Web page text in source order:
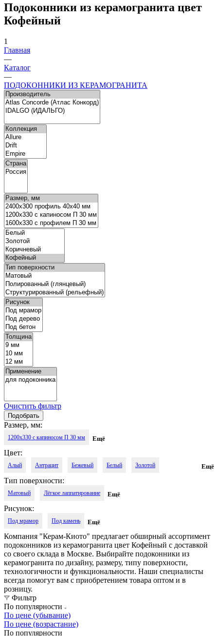
Подоконники из керамогранита цвет
Кофейный
1
Главная
—
Каталог
—
ПОДОКОННИКИ ИЗ КЕРАМОГРАНИТА
Очистить фильтр
Размер, мм:
1200x330 с капиносом П 30 мм Ещё
Цвет:
Алый Антрацит Бежевый Белый Золотой
Коричневый Кофейный
Серый Тёмно-бежевый Тёмно-коричневый
Тёмно-синий Тёмный Чёрный Орех
Ещё
Тип поверхности:
Матовый Лёгкое лаппатирование Ещё
Рисунок:
Под мрамор Под камень Ещё
Компания "Керам-Киото" предлагает обширный ассортимент
подоконников из керамогранита цвет Кофейный с доставкой
со своего склада в Москве. Выбирайте подоконники из
керамогранита по дизайну, размеру, типу поверхности,
технологичности и функциональности. Наши специалисты
всегда помогут вам с приобретением товара оптом и в
розницу.
Фильтр
По популярности
По цене (убывание)
По цене (возрастание)
По популярности